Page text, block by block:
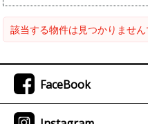
該当する物件は見つかりません
FaceBook